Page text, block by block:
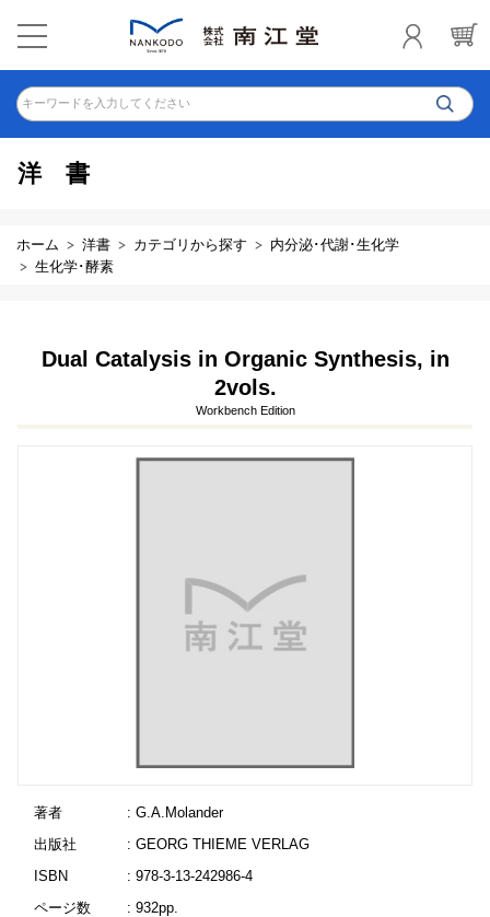
キーワードを入力してください
洋書
ホーム 洋書 カテゴリから探す
内分泌･代謝･生化学
生化学･酵素
Dual Catalysis in Organic Synthesis, in
2vols.
Workbench Edition
著者
: G.A.Molander
出版社
: GEORG THIEME VERLAG
ISBN
: 978-3-13-242986-4
ページ数
: 932pp.